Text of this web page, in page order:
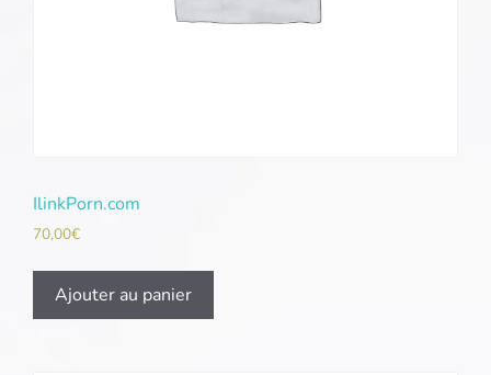
IlinkPorn.com
70,00€
Ajouter au panier